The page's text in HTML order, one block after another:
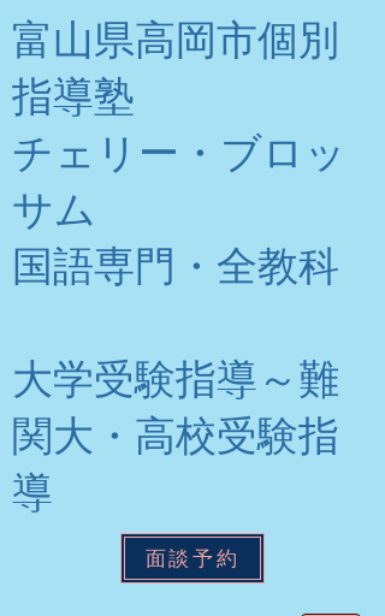
富山県高岡市個別
指導塾
チェリー・ブロッ
サム
​国語専門・全教科
大学受験指導～難
関大・高校受験指
導
面談予約